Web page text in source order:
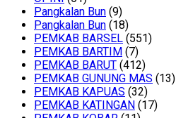
Pangkalan Bun (9)
Pangkalan Bun (18)
PEMKAB BARSEL (551)
PEMKAB BARTIM (7)
PEMKAB BARUT (412)
PEMKAB GUNUNG MAS (13)
PEMKAB KAPUAS (32)
PEMKAB KATINGAN (17)